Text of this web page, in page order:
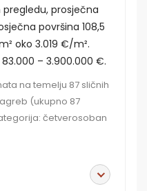
prosječna
površina 108,5
oko 3.019 €/m².
– 3.900.000 €.
na temelju 87 sličnih
(ukupno 87
četverosoban